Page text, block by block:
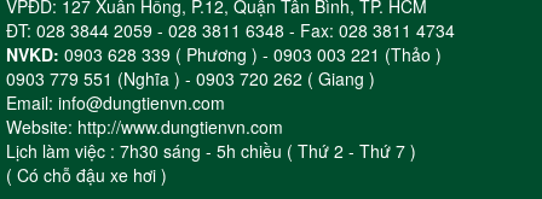
VPĐD: 127 Xuân Hồng, P.12, Quận Tân Bình, TP. HCM
ĐT: 028 3844 2059 - 028 3811 6348 - Fax: 028 3811 4734
NVKD: 0903 628 339 ( Phương ) - 0903 003 221 (Thảo )
0903 779 551 (Nghĩa ) - 0903 720 262 ( Giang )
Email: info@dungtienvn.com
Website: http://www.dungtienvn.com
Lịch làm việc : 7h30 sáng - 5h chiều ( Thứ 2 - Thứ 7 )
( Có chỗ đậu xe hơi )